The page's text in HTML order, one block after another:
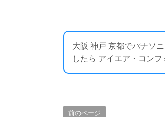
大阪 神戸 京都でパナソ
したら アイエア・コン
前のページ